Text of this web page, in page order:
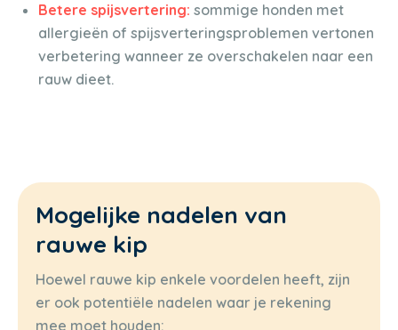
Betere spijsvertering: sommige honden met
allergieën of spijsverteringsproblemen vertonen
verbetering wanneer ze overschakelen naar een
rauw dieet.
Mogelijke nadelen van
rauwe kip
Hoewel rauwe kip enkele voordelen heeft, zijn
er ook potentiële nadelen waar je rekening
mee moet houden: